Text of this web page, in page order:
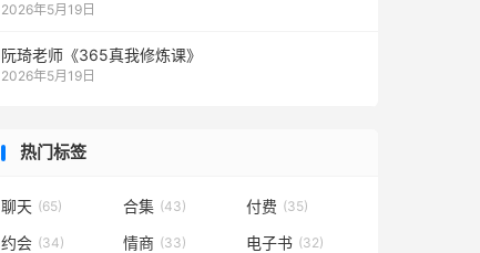
2026年5月19日
阮琦老师《365真我修炼课》
2026年5月19日
热门标签
聊天 (65) 合集 (43) 付费 (35)
约会 (34) 情商 (33) 电子书 (32)